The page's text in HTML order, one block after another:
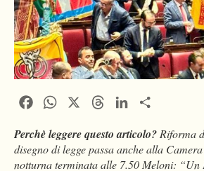
FacebookWhatsApp ThreadsLinkedIn
Perchè leggere questo articolo?Riforma
disegno di legge passa anche alla
notturna terminata alle 7.50 Meloni: “Un